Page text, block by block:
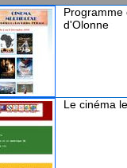
Programme
d'Olonne
Le cinéma